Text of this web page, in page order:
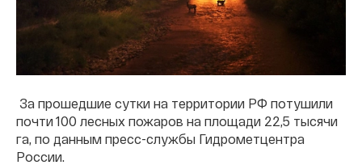
За прошедшие сутки на территории РФ потушили
почти 100 лесных пожаров на площади 22,5 тысячи
га, по данным пресс-службы Гидрометцентра
России.